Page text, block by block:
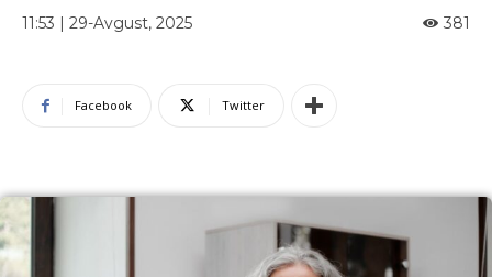
11:53 | 29-Avgust, 2025 381
Facebook Twitter